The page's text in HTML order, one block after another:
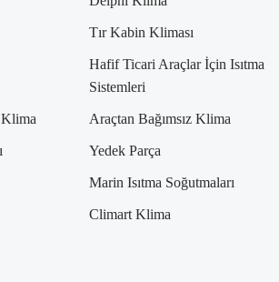
Tır Kabin Kliması
Hafif Ticari Araçlar İçin Isıtma
Sistemleri
Araçtan Bağımsız Klima
Yedek Parça
Marin Isıtma Soğutmaları
Climart Klima